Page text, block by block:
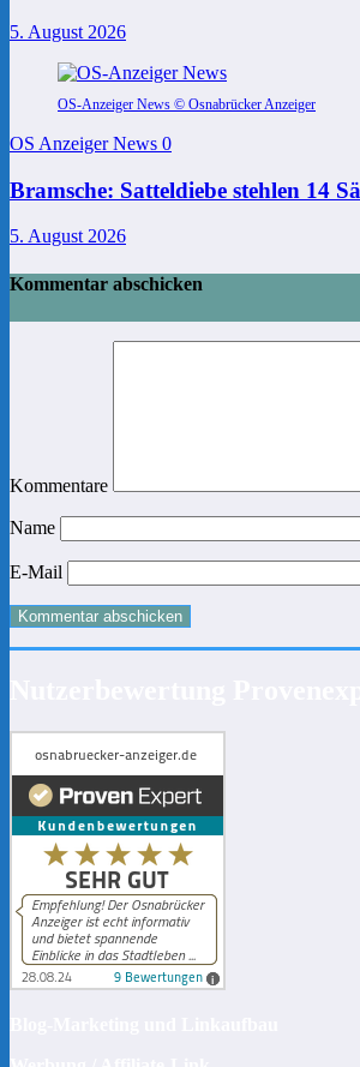
5. August 2026
OS-Anzeiger News © Osnabrücker Anzeiger
OS Anzeiger News 0
Bramsche: Satteldiebe stehlen 14
5. August 2026
Kommentar abschicken
Kommentare
Name
E-Mail